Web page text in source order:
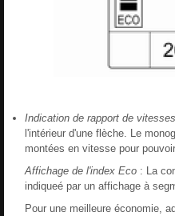
Indication de rapport de vitesses
l'intérieur d'une flèche. Le
montées en vitesse pour
Affichage de l'index Eco : La
indiqueé par un affichage à
Pour une meilleure économie,